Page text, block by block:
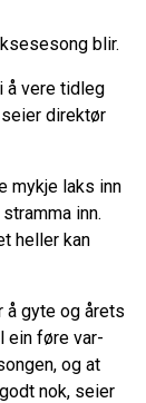
blir.
å vere tidleg
direktør
mykje laks inn
inn.
heller kan
å gyte og årets
ein føre var-
og at
nok, seier